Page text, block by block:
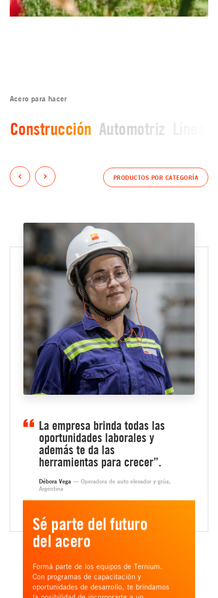
Acero para hacer
Construcción Automotriz
PRODUCTOS POR CATEGORÍA
La empresa brinda todas las
oportunidades laborales y
además te da las
herramientas para crecer”.
Débora Vega — Operadora de auto elevador y grúa,
Argentina
Sé parte del futuro
del acero
Formá parte de los equipos de Ternium.
Con programas de capacitación y
oportunidades de desarrollo, te brindamos